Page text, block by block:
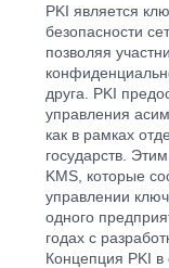
PKI является
безопасности
позволяя
друга. PKI
управления
как в рамках
государств.
KMS, которые
управлении
одного
годах с
Концепция PKI